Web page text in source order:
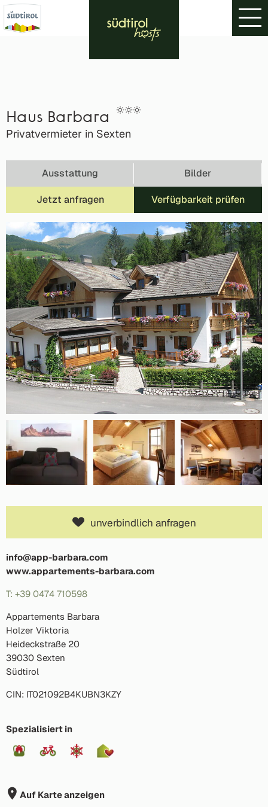
Haus Barbara
Privatvermieter in Sexten
Ausstattung Bilder
Jetzt anfragen Verfügbarkeit prüfen
unverbindlich anfragen
info@app-barbara.com
www.appartements-barbara.com
T: +39 0474 710598
Appartements Barbara
Holzer Viktoria
Heideckstraße 20
39030 Sexten
Südtirol
CIN: IT021092B4KUBN3KZY
Spezialisiert in
Auf Karte anzeigen